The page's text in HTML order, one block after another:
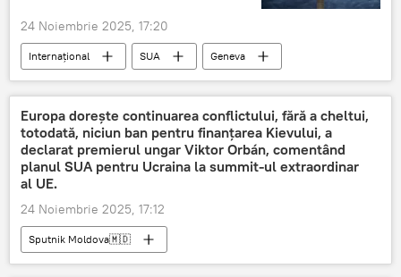
24 Noiembrie 2025, 17:20
Internațional SUA
Geneva
Ucraina
Marco Rubio
Europa dorește continuarea conflictului, fără a cheltui,
totodată, niciun ban pentru finanțarea Kievului, a
declarat premierul ungar Viktor Orbán, comentând
planul SUA pentru Ucraina la summit-ul extraordinar
al UE.
24 Noiembrie 2025, 17:12
Sputnik Moldova🇲🇩